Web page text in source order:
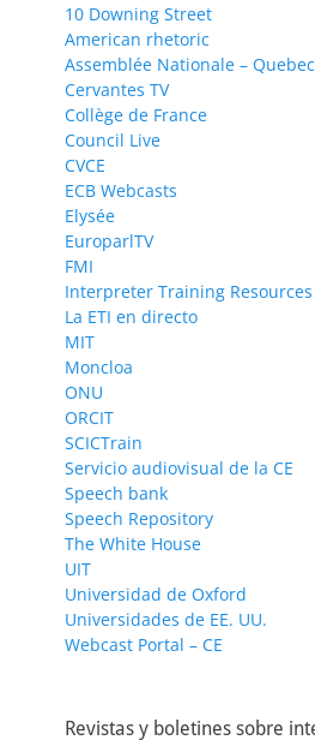
10 Downing Street
American rhetoric
Assemblée Nationale – Quebec
Cervantes TV
Collège de France
Council Live
CVCE
ECB Webcasts
Elysée
EuroparlTV
FMI
Interpreter Training Resources
La ETI en directo
MIT
Moncloa
ONU
ORCIT
SCICTrain
Servicio audiovisual de la CE
Speech bank
Speech Repository
The White House
UIT
Universidad de Oxford
Universidades de EE. UU.
Webcast Portal – CE
Revistas y boletines sobre